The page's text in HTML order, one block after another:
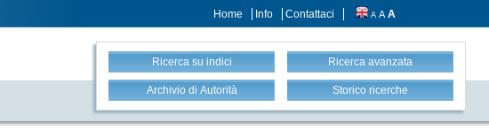
Home Info Contattaci A A A
Ricerca su indici Ricerca avanzata
Archivio di Autorità Storico ricerche